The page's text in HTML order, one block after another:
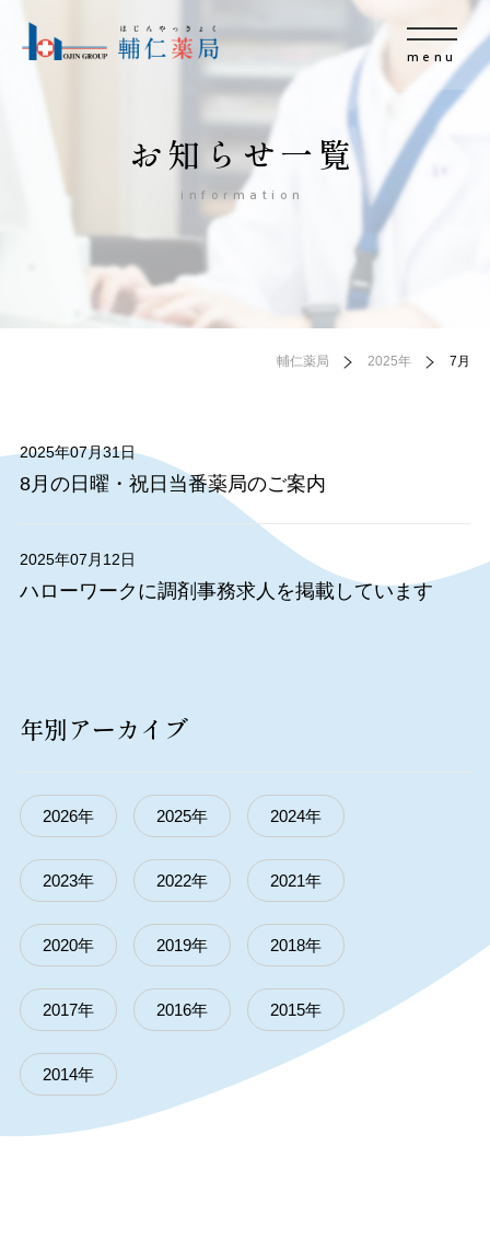
menu
お知らせ一覧
information
輔仁薬局 2025年 7月
2025年07月31日
8月の日曜・祝日当番薬局のご案内
2025年07月12日
ハローワークに調剤事務求人を掲載しています
年別アーカイブ
2026年 2025年 2024年
2023年 2022年 2021年
2020年 2019年 2018年
2017年 2016年 2015年
2014年